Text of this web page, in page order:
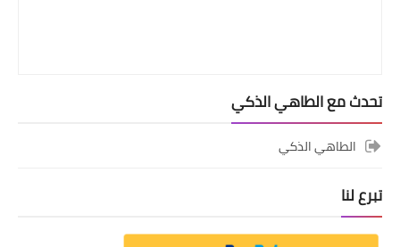
تحدث مع الطاهي الذكي
الطاهي الذكي
تبرع لنا